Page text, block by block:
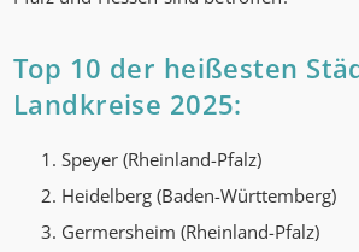
Top 10 der heißesten
Landkreise 2025:
Speyer (Rheinland-Pfalz)
Heidelberg (Baden-Württemberg)
Germersheim (Rheinland-Pfalz)